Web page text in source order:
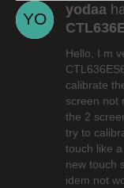
yodaa
Hello, I m
calibrate
screen not
the 2
try to
touch like
new touch
idem not